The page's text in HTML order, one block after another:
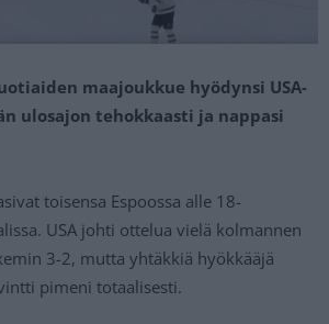
maajoukkue hyödynsi USA-
ulosajon tehokkaasti ja nappasi
toisensa Espoossa alle 18-
USA johti ottelua vielä kolmannen
3-2, mutta yhtäkkiä hyökkääjä
pimeni totaalisesti.